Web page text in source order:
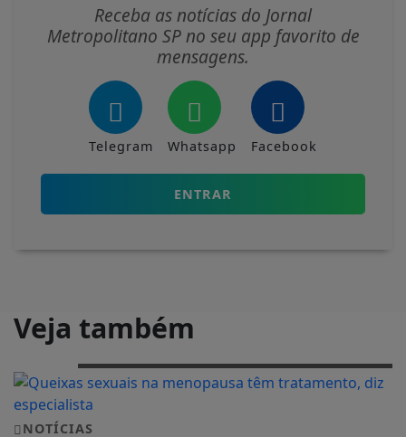
Receba as notícias do Jornal
Metropolitano SP no seu app favorito de
mensagens.
Telegram Whatsapp Facebook
ENTRAR
Veja também
NOTÍCIAS